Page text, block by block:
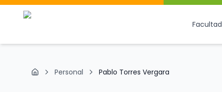
Facultad
Inicio Personal Pablo Torres Vergara